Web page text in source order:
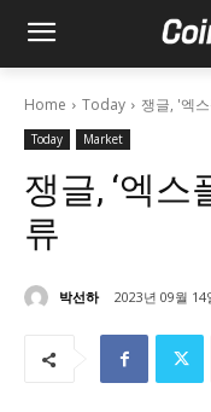
Home Today 쟁글, '엑
Today Market
쟁글, ‘엑스
류
박선하 2023년 09월 14